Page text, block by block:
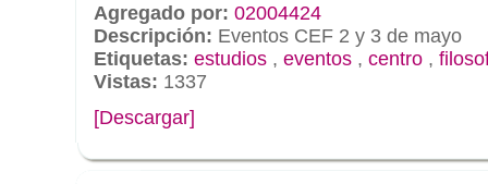
Agregado por: 02004424
Descripción: Eventos CEF 2 y 3 de mayo
Etiquetas: estudios , eventos , centro ,
Vistas: 1337
[Descargar]